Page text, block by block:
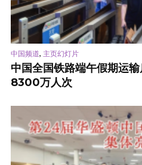
中国频道, 主页幻灯片
中国全国铁路端午假期运
8300万人次